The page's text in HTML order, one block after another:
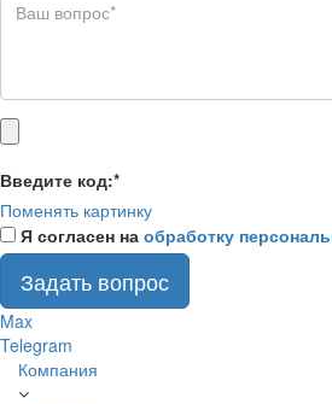
Введите код:*
Поменять картинку
Я согласен на обработку
Задать вопрос
Max
Telegram
Компания